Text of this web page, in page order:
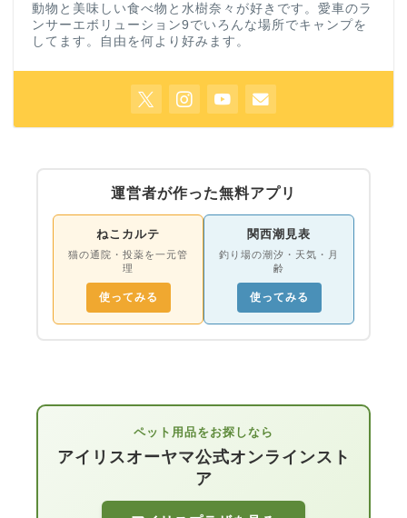
動物と美味しい食べ物と水樹奈々が好きです。愛車のラ
ンサーエボリューション9でいろんな場所でキャンプを
してます。自由を何より好みます。
運営者が作った無料アプリ
ねこカルテ
猫の通院・投薬を一元管
理
使ってみる
関西潮見表
釣り場の潮汐・天気・月
齢
使ってみる
ペット用品をお探しなら
アイリスオーヤマ公式オンラインスト
ア